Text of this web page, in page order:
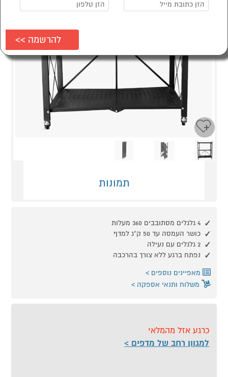
תמונות
4 גלגלים מסתובבים 360 מעלות
כושר העמסה עד 50 ק"ג למדף
2 גלגלים עם נעילה
נפתח ברגע ללא צורך בהרכבה
מאפיינים נוספים
משלוח ותנאי אספקה
כרגע אזל מהמלאי
למגוון רחב של מדפים